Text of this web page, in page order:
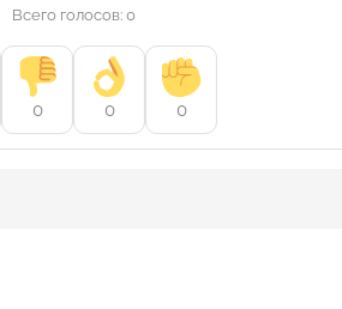
Всего голосов: 0
0 0 0